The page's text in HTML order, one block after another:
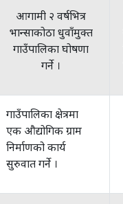
आगामी २ वर्षभित्र
भान्साकोठा धुवाँमुक्त
गाउँपालिका घोषणा
गर्ने ।
गाउँपालिका क्षेत्रमा
एक औद्योगिक ग्राम
निर्माणको कार्य
सुरुवात गर्ने ।